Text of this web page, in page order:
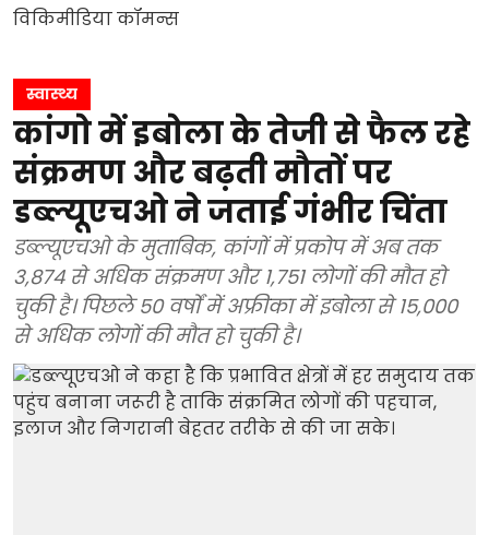
स्वास्थ्य
कांगो में इबोला के तेजी से फैल रहे
संक्रमण और बढ़ती मौतों पर
डब्ल्यूएचओ ने जताई गंभीर चिंता
डब्ल्यूएचओ के मुताबिक, कांगों में प्रकोप में अब तक
3,874 से अधिक संक्रमण और 1,751 लोगों की मौत हो
चुकी है। पिछले 50 वर्षों में अफ्रीका में इबोला से 15,000
से अधिक लोगों की मौत हो चुकी है।